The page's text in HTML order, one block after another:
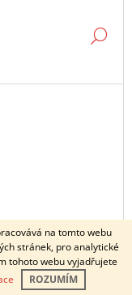
na tomto webu
stránek, pro analytické
tohoto webu vyjadřujete
ROZUMÍM
do vánoc.